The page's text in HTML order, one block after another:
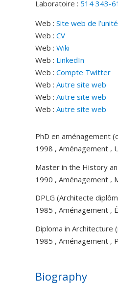
Laboratoire : 514 343-
Web : Site web de
Web : CV
Web : Wiki
Web : LinkedIn
Web : Compte Twitter
Web : Autre site web
Web : Autre site web
Web : Autre site web
PhD en aménagement
1998 , Aménagement ,
Master in the History
1990 , Aménagement ,
DPLG (Architecte
1985 , Aménagement ,
Diploma in Architecture
1985 , Aménagement ,
Biography